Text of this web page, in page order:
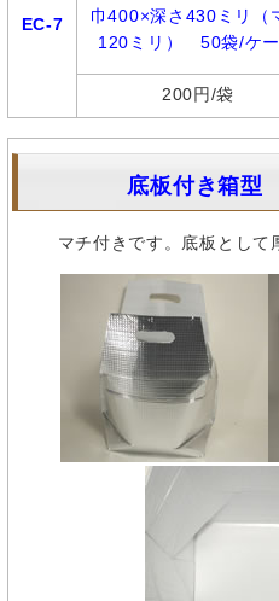
EC-7
巾400×深さ430ミリ（
120ミリ） 50袋/ケー
200円/袋
底板付き箱型
マチ付きです。底板として